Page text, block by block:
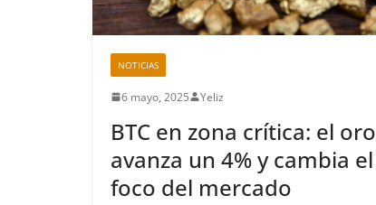
NOTICIAS
6 mayo, 2025 Yeliz
BTC en zona crítica: el oro
avanza un 4% y cambia el
foco del mercado